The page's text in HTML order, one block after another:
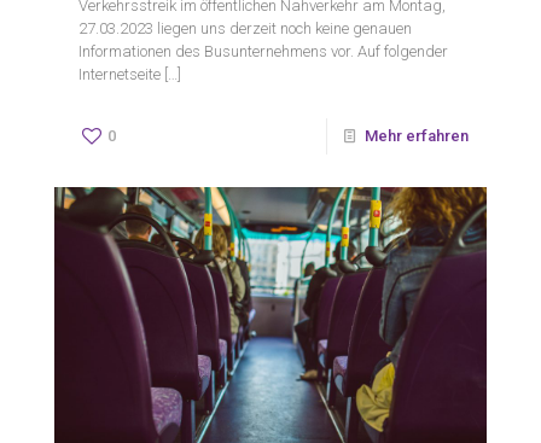
Verkehrsstreik im öffentlichen Nahverkehr am Montag,
27.03.2023 liegen uns derzeit noch keine genauen
Informationen des Busunternehmens vor. Auf folgender
Internetseite
0 Mehr erfahren